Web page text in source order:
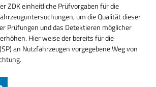
ZDK einheitliche Prüfvorgaben für die
um die Qualität dieser
Prüfungen und das Detektieren möglicher
Hier weise der bereits für die
an Nutzfahrzeugen vorgegebene Weg von